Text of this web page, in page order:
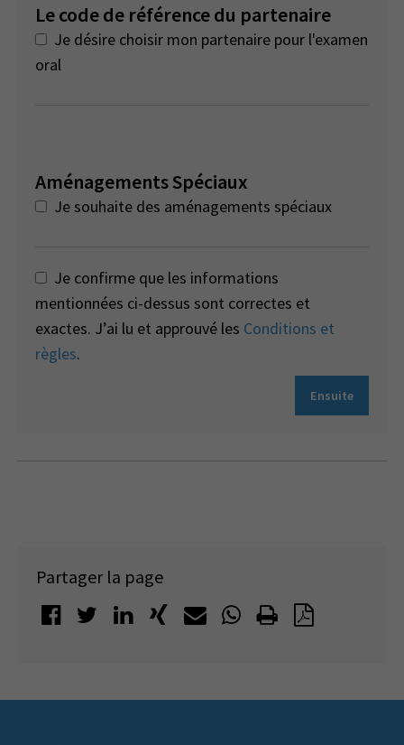
Le code de référence du partenaire
Je désire choisir mon partenaire pour l'examen
oral
Aménagements Spéciaux
Je souhaite des aménagements spéciaux
Je confirme que les informations
mentionnées ci-dessus sont correctes et
exactes. J’ai lu et approuvé les Conditions et
règles.
Ensuite
Partager la page